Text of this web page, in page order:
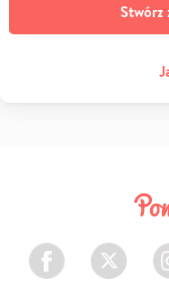
Stwórz
Facebook Twitter